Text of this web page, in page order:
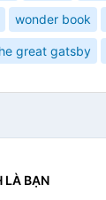
wonder book
great gatsby
LÀ BẠN